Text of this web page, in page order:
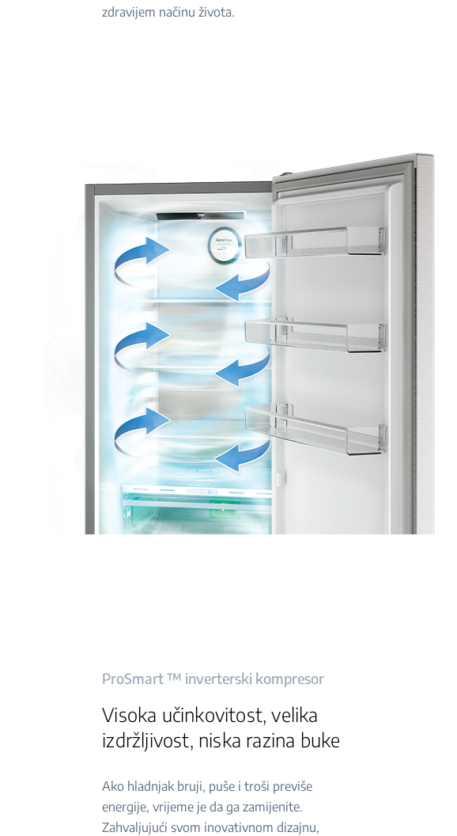
zdravijem načinu života.
ProSmart ™ inverterski kompresor
Visoka učinkovitost, velika
izdržljivost, niska razina buke
Ako hladnjak bruji, puše i troši previše
energije, vrijeme je da ga zamijenite.
Zahvaljujući svom inovativnom dizajnu,